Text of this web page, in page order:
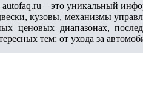
– это уникальный
кузовы, механизмы
ценовых диапазонах,
тем: от ухода за